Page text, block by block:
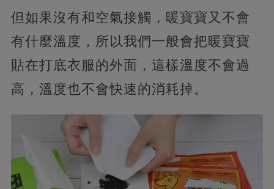
但如果沒有和空氣接觸，暖寶寶又不會
有什麼溫度，所以我們一般會把暖寶寶
貼在打底衣服的外面，這樣溫度不會過
高，溫度也不會快速的消耗掉。